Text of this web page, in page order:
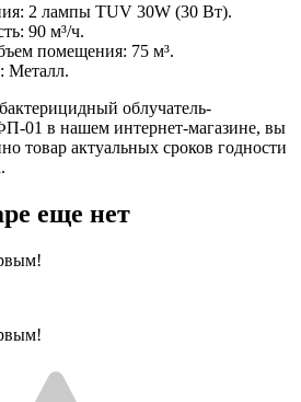
2 лампы TUV 30W (30 Вт).
90 м³/ч.
помещения: 75 м³.
Металл.
облучатель-
01 в нашем интернет-магазине, вы
товар актуальных сроков годности
еще нет